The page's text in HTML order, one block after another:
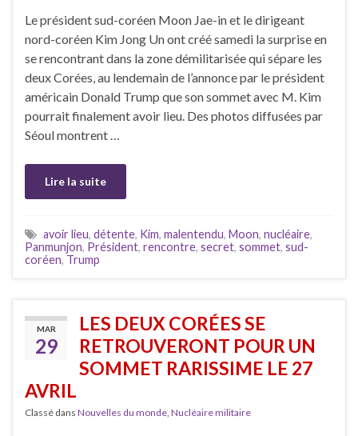
Le président sud-coréen Moon Jae-in et le dirigeant
nord-coréen Kim Jong Un ont créé samedi la surprise en
se rencontrant dans la zone démilitarisée qui sépare les
deux Corées, au lendemain de l’annonce par le président
américain Donald Trump que son sommet avec M. Kim
pourrait finalement avoir lieu. Des photos diffusées par
Séoul montrent …
Lire la suite
avoir lieu, détente, Kim, malentendu, Moon, nucléaire,
Panmunjon, Président, rencontre, secret, sommet, sud-
coréen, Trump
MAR
29
LES DEUX CORÉES SE
RETROUVERONT POUR UN
SOMMET RARISSIME LE 27
AVRIL
Classé dans Nouvelles du monde Nucléaire militaire